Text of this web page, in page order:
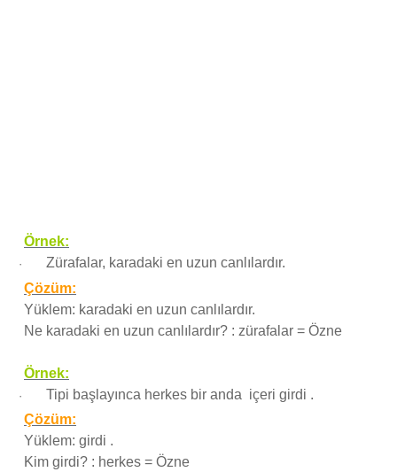
Örnek:
·
Zürafalar, karadaki en uzun canlılardır.
Çözüm:
Yüklem: karadaki en uzun canlılardır.
Ne karadaki en uzun canlılardır? : zürafalar = Özne
Örnek:
·
Tipi başlayınca herkes bir anda içeri girdi .
Çözüm:
Yüklem: girdi .
Kim girdi? : herkes = Özne